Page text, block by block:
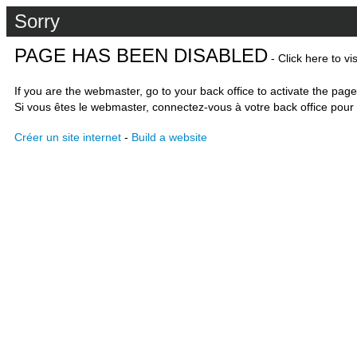
Sorry
PAGE HAS BEEN DISABLED - Click here to
If you are the webmaster, go to your back office to activate the
Si vous êtes le webmaster, connectez-vous à votre back office
Créer un site internet - Build a website